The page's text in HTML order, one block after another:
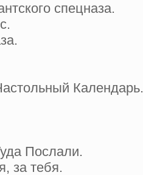
спецназа.
Календарь.
Послали.
за тебя.